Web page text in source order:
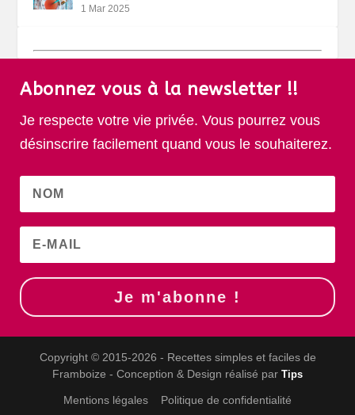
1 Mar 2025
Abonnez vous à la newsletter !!
Je respecte votre vie privée. Vous pourrez vous
désinscrire facilement quand vous le souhaiterez.
Je m'abonne !
Copyright © 2015-2026 - Recettes simples et faciles de
Framboize - Conception & Design réalisé par Tips
Mentions légales Politique de confidentialité